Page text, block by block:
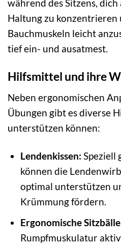
während des Sitzens,
Haltung zu konzentrieren
Bauchmuskeln leicht
tief ein- und ausatmest.
Hilfsmittel und ihre
Neben ergonomischen
Übungen gibt es diverse
unterstützen können:
Lendenkissen: Speziell
können die
optimal unterstützen
Krümmung fördern.
Ergonomische
Rumpfmuskulatur